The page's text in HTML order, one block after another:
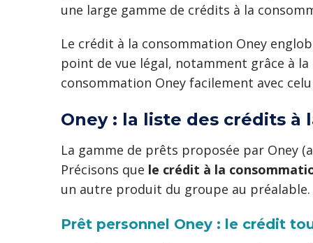
une large gamme de crédits à la
Le crédit à la consommation Oney
point de vue légal, notamment grâce à
consommation Oney facilement avec
Oney : la liste des crédits à
La gamme de prêts proposée par Oney
Précisons que le crédit à la
un autre produit du groupe au préalable.
Prêt personnel Oney : le crédit